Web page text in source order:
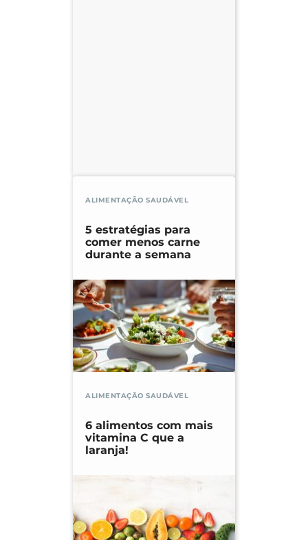
ALIMENTAÇÃO SAUDÁVEL
5 estratégias para
comer menos carne
durante a semana
ALIMENTAÇÃO SAUDÁVEL
6 alimentos com mais
vitamina C que a
laranja!